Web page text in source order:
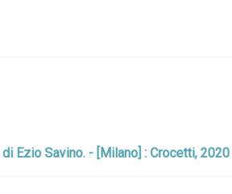
Ezio Savino. - [Milano] : Crocetti, 2020